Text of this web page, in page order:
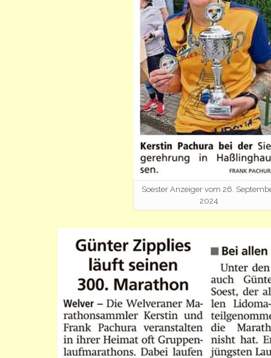
Soester Anzeiger vom 26.
2024